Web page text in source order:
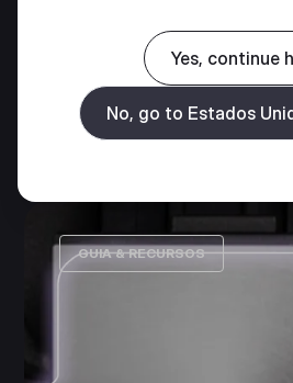
COOLER
Cooler Master Stories
Veja todos
GUIA & RECURSOS
Yes, continue
No, go to Estados